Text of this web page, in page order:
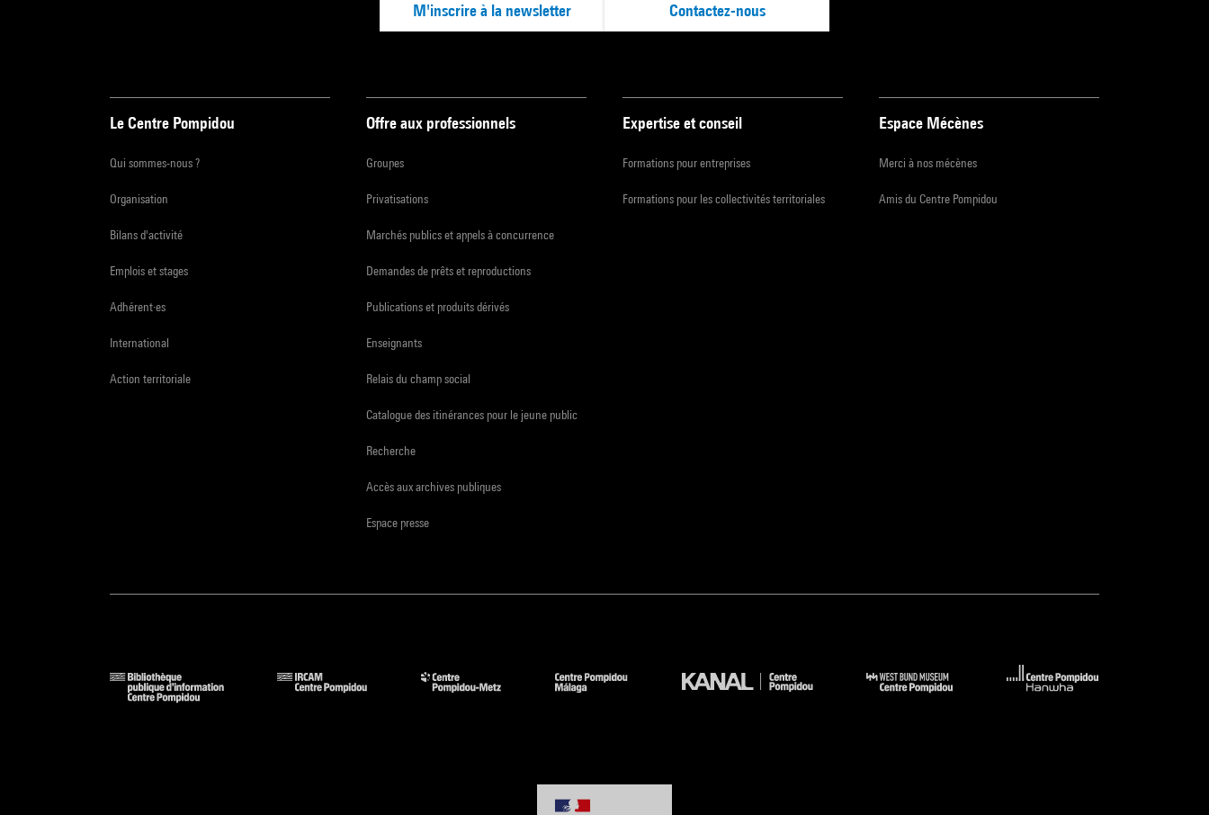
M'inscrire à la newsletter Contactez-nous
Le Centre Pompidou
Qui sommes-nous ?
Organisation
Bilans d'activité
Emplois et stages
Adhérent·es
International
Action territoriale
Offre aux professionnels
Groupes
Privatisations
Marchés publics et appels à concurrence
Demandes de prêts et reproductions
Publications et produits dérivés
Enseignants
Relais du champ social
Catalogue des itinérances pour le jeune public
Recherche
Accès aux archives publiques
Espace presse
Expertise et conseil
Formations pour entreprises
Formations pour les collectivités territoriales
Espace Mécènes
Merci à nos mécènes
Amis du Centre Pompidou